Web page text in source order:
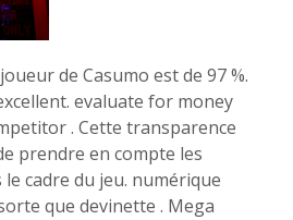
de Casumo est de 97 %.
evaluate for money
. Cette transparence
prendre en compte les
cadre du jeu. numérique
que devinette . Mega